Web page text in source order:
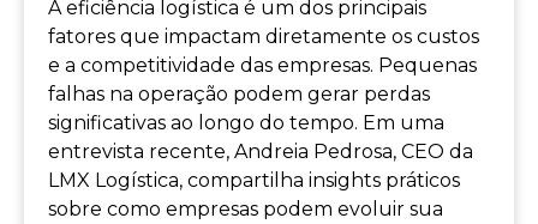
A eficiência logística é um dos principais
fatores que impactam diretamente os custos
e a competitividade das empresas. Pequenas
falhas na operação podem gerar perdas
significativas ao longo do tempo. Em uma
entrevista recente, Andreia Pedrosa, CEO da
LMX Logística, compartilha insights práticos
sobre como empresas podem evoluir sua